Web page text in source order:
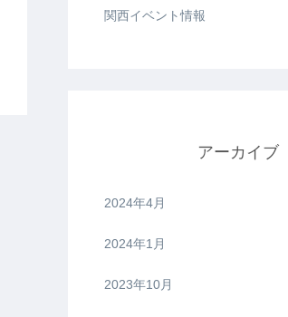
関西イベント情報
アーカイブ
2024年4月
2024年1月
2023年10月